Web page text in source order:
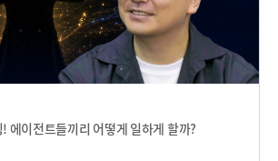
에이전트들끼리 어떻게 일하게 할까?